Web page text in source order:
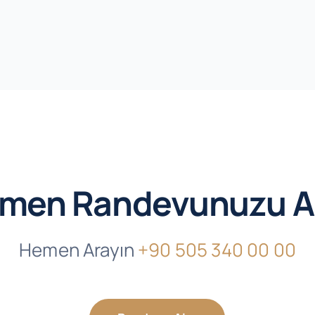
Randevunuzu
Hemen Arayın+90 505 340 00 00